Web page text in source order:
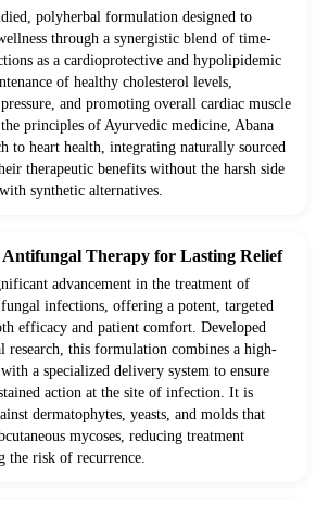
polyherbal formulation designed to
through a synergistic blend of time-
as a cardioprotective and hypolipidemic
of healthy cholesterol levels,
and promoting overall cardiac muscle
principles of Ayurvedic medicine, Abana
to heart health, integrating naturally sourced
therapeutic benefits without the harsh side
synthetic alternatives.
Therapy for Lasting Relief
advancement in the treatment of
infections, offering a potent, targeted
efficacy and patient comfort. Developed
research, this formulation combines a high-
a specialized delivery system to ensure
action at the site of infection. It is
dermatophytes, yeasts, and molds that
mycoses, reducing treatment
risk of recurrence.